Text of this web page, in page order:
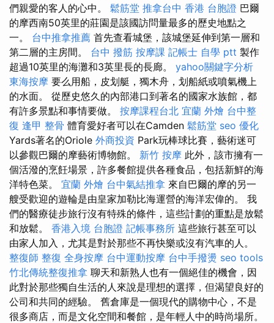
們親愛的客人的心中。 鬆筋堂 推拿台中 香港 台胞證 巴爾
的摩西南50英里的莊園是該國訪問量最多的歷史地點之
一。 台中推拿推薦 首先查看城堡，該城堡延伸到第一層和
第二層的主房間。 台中 撥筋 按摩課 記帳士 自學 ptt 製作
超過10英里的海灘和3英里長的長廊。 yahoo關鍵字分析
東海按摩 要么用船，皮划艇，獨木舟，划船紙或噴氣機上
的水面。 從歷史悠久的內部港口到著名的國家水族館，都
有許多景點和事情要做。 按摩課程台北 宜蘭 外燴 台中整
復 逢甲 整骨 體育愛好者可以在Camden 鬆筋堂 seo 優化
Yards著名的Oriole 外商投資 Park玩棒球比賽，藝術迷可
以參觀巴爾的摩藝術博物館。 新竹 按摩 此外，該市擁有一
個活潑的烹飪場景，許多餐館提供各種食品，包括新鮮的海
洋特色菜。 宜蘭 外燴 台中氣結推拿 來自巴爾的摩的另一
艘受歡迎的遊輪是由皇家加勒比海運營的海洋宏偉的。 我
們的醫療徒步旅行沒有特殊的條件，這些計劃的重點是放鬆
和放鬆。 香港入境 台胞證 記帳事務所 這些旅行甚至可以
由家人加入，尤其是對於那些不再快樂或沒有汽車的人。
整復師 整復 全身按摩 台中運動按摩 台中手撥燙 seo tools
竹北傳統整復推拿 聊天和新熟人也有一個絕佳的機會，因
此對於那些獨自生活的人來說是理想的選擇，但渴望良好的
公司和共同的經驗。 舊倉庫是一個現代的購物中心，不是
很多商店，而是文化空間和餐館，是年輕人中的時尚場所。